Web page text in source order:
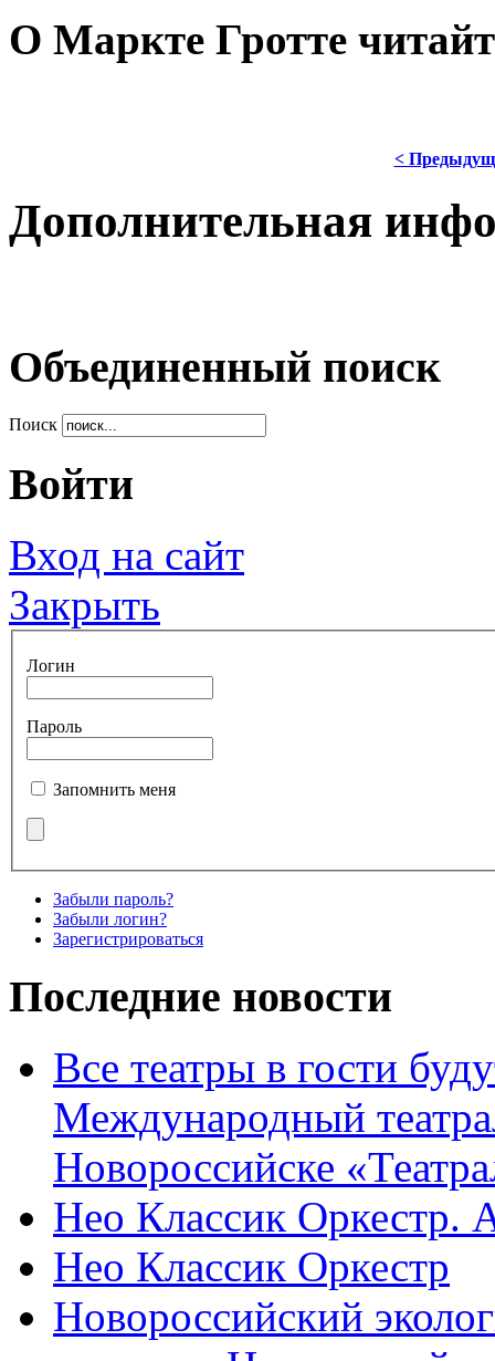
О Маркте Гротте
<
Дополнительная
Объединенный поиск
Поиск
Войти
Вход на сайт
Закрыть
Логин
Пароль
Запомнить меня
Забыли пароль?
Забыли логин?
Зарегистрироваться
Последние новости
Все театры в гости
Международный
Новороссийске
Нео Классик Оркестр.
Нео Классик Оркестр
Новороссийский